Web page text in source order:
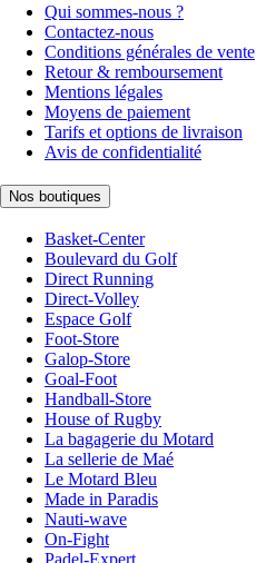
Qui sommes-nous ?
Contactez-nous
Conditions générales de vente
Retour & remboursement
Mentions légales
Moyens de paiement
Tarifs et options de livraison
Avis de confidentialité
Nos boutiques
Basket-Center
Boulevard du Golf
Direct Running
Direct-Volley
Espace Golf
Foot-Store
Galop-Store
Goal-Foot
Handball-Store
House of Rugby
La bagagerie du Motard
La sellerie de Maé
Le Motard Bleu
Made in Paradis
Nauti-wave
On-Fight
Padel-Expert